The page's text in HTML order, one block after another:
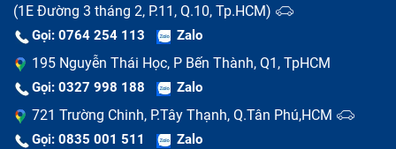
(1E Đường 3 tháng 2, P.11, Q.10, Tp.HCM)
Gọi: 0764 254 113 Zalo
195 Nguyễn Thái Học, P Bến Thành, Q1, TpHCM
Gọi: 0327 998 188 Zalo
721 Trường Chinh, P.Tây Thạnh, Q.Tân Phú,HCM
Gọi: 0835 001 511 Zalo